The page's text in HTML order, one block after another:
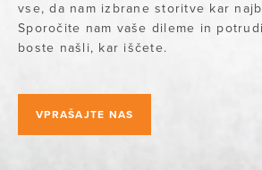
vse, da nam izbrane storitve kar
Sporočite nam vaše dileme in
boste našli, kar iščete.
VPRAŠAJTE NAS